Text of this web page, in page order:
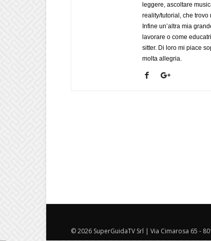
leggere, ascoltare
reality/tutorial, che
Infine un’altra mia
lavorare o come
sitter. Di loro mi piace
molta allegria.
© 2026 SuperGuidaTV Srl | Via Cimarosa 65 -